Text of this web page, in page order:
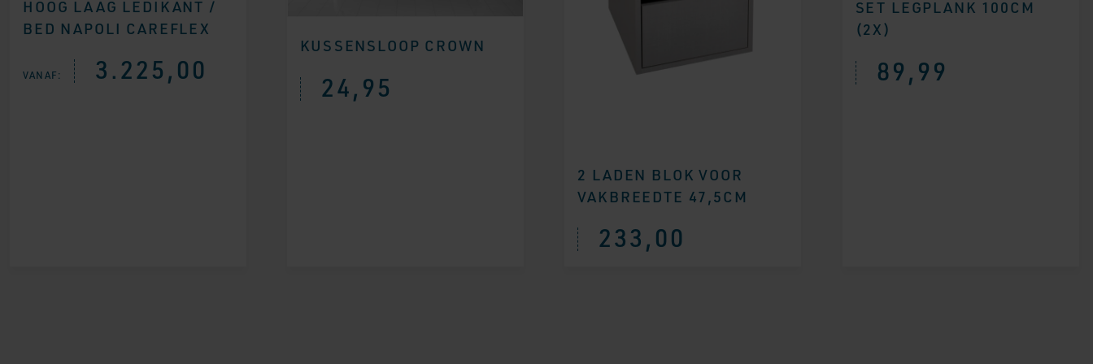
HOOG LAAG LEDIKANT /
BED NAPOLI CAREFLEX
VANAF: 3.225,00
KUSSENSLOOP CROWN
24,95
2 LADEN BLOK VOOR
VAKBREEDTE 47,5CM
233,00
SET LEGPLANK 100CM
(2X)
89,99